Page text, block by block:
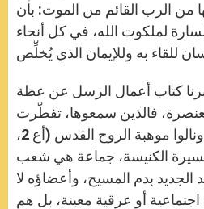
من الرب القائم من الموت: بأن
لملكوت الله، في كل أنحاء
كتاب أعمال الرسل عن عظة
فالذين سمعوها، تفطّرت
قلوبهم، تابوا واعتمدوا ونالوا موهبة الروح القدس (أع 2،
مسيرة الكنيسة، جماعة هي شعب
بدم المسيح، وأعضاؤه لا
أو عرقية معينة، بل هم